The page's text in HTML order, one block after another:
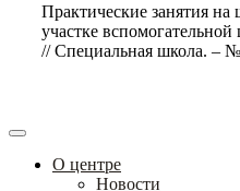
Практические занятия
участке
// Специальная школа. –
О центре
Новости